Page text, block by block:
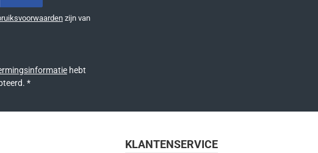
zijn van
hebt
*
KLANTENSERVICE